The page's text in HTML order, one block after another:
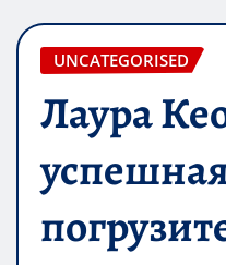
UNCATEGORISED
Лаура